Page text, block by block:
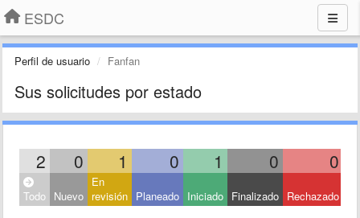
ESDC
Perfil de usuario Fanfan
Sus solicitudes por estado
2 0 1 0 1 0 0
Todo Nuevo
En
revisión Planeado Iniciado Finalizado Rechazado